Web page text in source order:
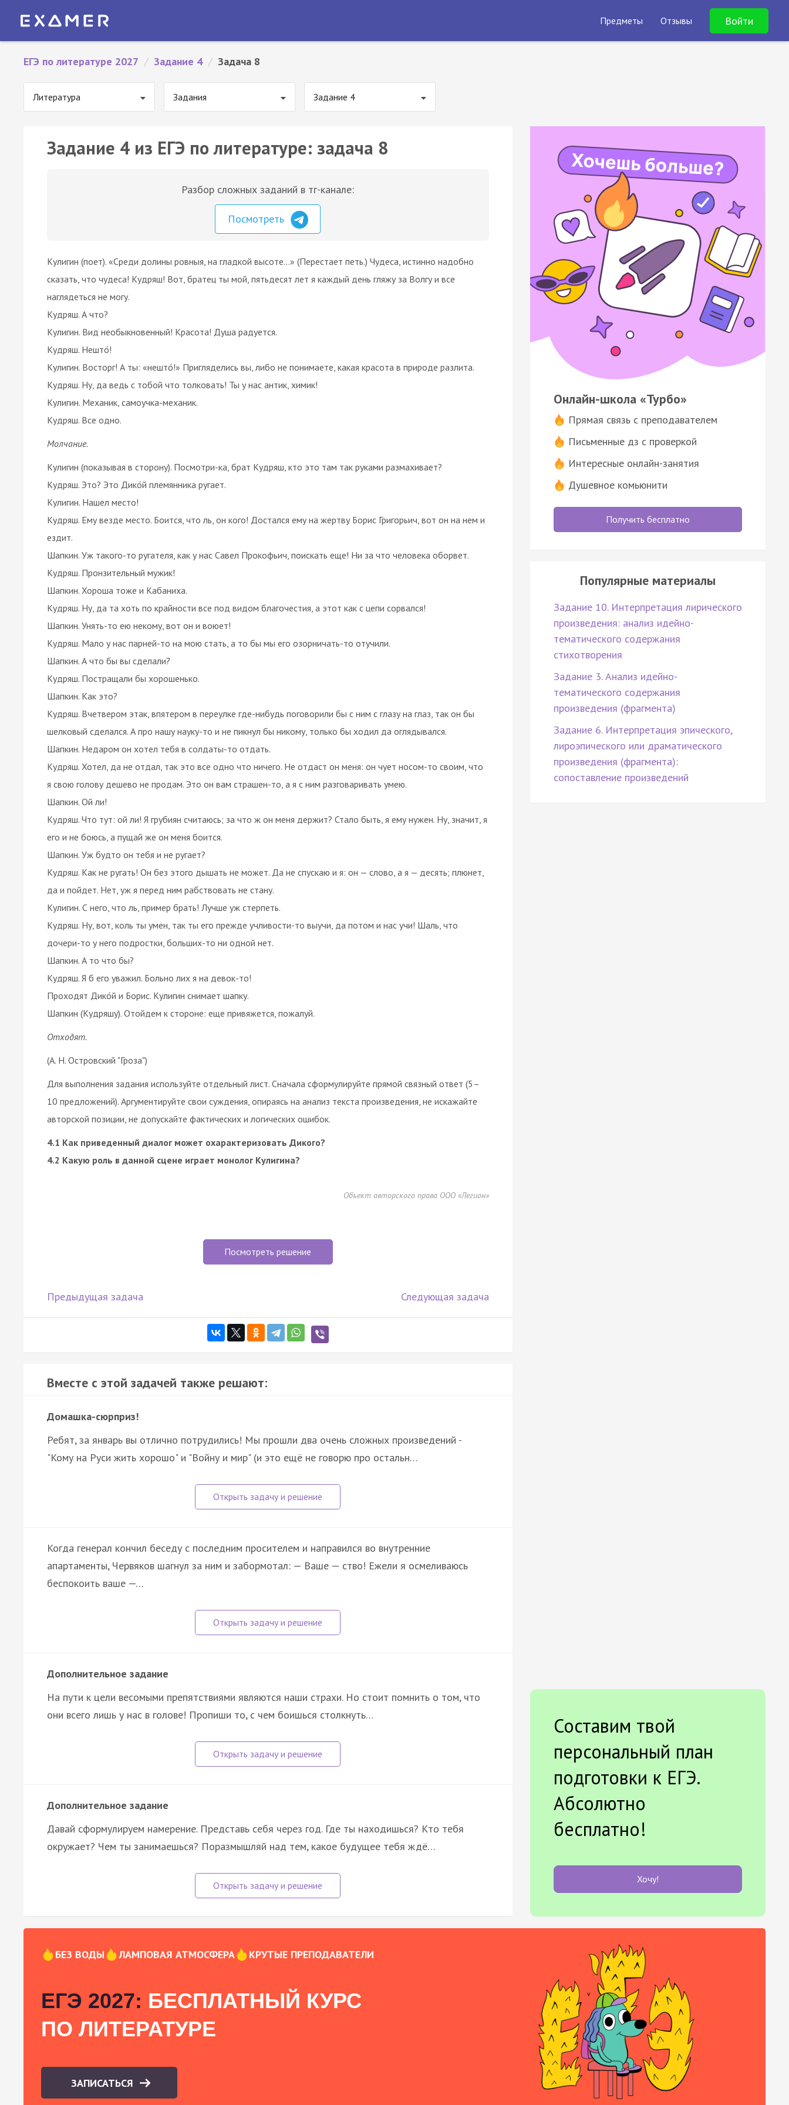
Предметы Отзывы Войти
ЕГЭ по литературе 2027 / Задание 4 / Задача 8
Литература Задания Задание 4
Задание 4 из ЕГЭ по литературе: задача 8
Разбор сложных заданий в тг-канале:
Посмотреть
Кулигин (поет). «Среди долины ровныя, на гладкой высоте...» (Перестает петь.) Чудеса, истинно надобно
сказать, что чудеса! Кудряш! Вот, братец ты мой, пятьдесят лет я каждый день гляжу за Волгу и все
наглядеться не могу.
Кудряш. А что?
Кулигин. Вид необыкновенный! Красота! Душа радуется.
Кудряш. Нешто́!
Кулигин. Восторг! А ты: «нешто́!» Пригляделись вы, либо не понимаете, какая красота в природе разлита.
Кудряш. Ну, да ведь с тобой что толковать! Ты у нас антик, химик!
Кулигин. Механик, самоучка-механик.
Кудряш. Все одно.
Молчание.
Кулигин (показывая в сторону). Посмотри-ка, брат Кудряш, кто это там так руками размахивает?
Кудряш. Это? Это Дико́й племянника ругает.
Кулигин. Нашел место!
Кудряш. Ему везде место. Боится, что ль, он кого! Достался ему на жертву Борис Григорьич, вот он на нем и
ездит.
Шапкин. Уж такого-то ругателя, как у нас Савел Прокофьич, поискать еще! Ни за что человека оборвет.
Кудряш. Пронзительный мужик!
Шапкин. Хороша тоже и Кабаниха.
Кудряш. Ну, да та хоть по крайности все под видом благочестия, а этот как с цепи сорвался!
Шапкин. Унять-то ею некому, вот он и воюет!
Кудряш. Мало у нас парней-то на мою стать, а то бы мы его озорничать-то отучили.
Шапкин. А что бы вы сделали?
Кудряш. Постращали бы хорошенько.
Шапкин. Как это?
Кудряш. Вчетвером этак, впятером в переулке где-нибудь поговорили бы с ним с глазу на глаз, так он бы
шелковый сделался. А про нашу науку-то и не пикнул бы никому, только бы ходил да оглядывался.
Шапкин. Недаром он хотел тебя в солдаты-то отдать.
Кудряш. Хотел, да не отдал, так это все одно что ничего. Не отдаст он меня: он чует носом-то своим, что
я свою голову дешево не продам. Это он вам страшен-то, а я с ним разговаривать умею.
Шапкин. Ой ли!
Кудряш. Что тут: ой ли! Я грубиян считаюсь; за что ж он меня держит? Стало быть, я ему нужен. Ну, значит, я
его и не боюсь, а пущай же он меня боится.
Шапкин. Уж будто он тебя и не ругает?
Кудряш. Как не ругать! Он без этого дышать не может. Да не спускаю и я: он — слово, а я — десять; плюнет,
да и пойдет. Нет, уж я перед ним рабствовать не стану.
Кулигин. С него, что ль, пример брать! Лучше уж стерпеть.
Кудряш. Ну, вот, коль ты умен, так ты его прежде учливости-то выучи, да потом и нас учи! Шаль, что
дочери-то у него подростки, больших-то ни одной нет.
Шапкин. А то что бы?
Кудряш. Я б его уважил. Больно лих я на девок-то!
Проходят Дико́й и Борис. Кулигин снимает шапку.
Шапкин (Кудряшу). Отойдем к стороне: еще привяжется, пожалуй.
Отходят.
(А. Н. Островский "Гроза")
Для выполнения задания используйте отдельный лист. Сначала сформулируйте прямой связный ответ (5–
10 предложений). Аргументируйте свои суждения, опираясь на анализ текста произведения, не искажайте
авторской позиции, не допускайте фактических и логических ошибок.
4.1 Как приведенный диалог может охарактеризовать Дикого?
4.2 Какую роль в данной сцене играет монолог Кулигина?
Объект авторского права ООО «Легион»
Посмотреть решение
Предыдущая задача Следующая задача
Вместе с этой задачей также решают:
Домашка-сюрприз!
Ребят, за январь вы отлично потрудились! Мы прошли два очень сложных произведений -
"Кому на Руси жить хорошо" и "Войну и мир" (и это ещё не говорю про остальн…
Когда генерал кончил беседу с последним просителем и направился во внутренние
апартаменты, Червяков шагнул за ним и забормотал: — Ваше — ство! Ежели я осмеливаюсь
беспокоить ваше —…
Дополнительное задание
На пути к цели весомыми препятствиями являются наши страхи. Но стоит помнить о том, что
они всего лишь у нас в голове! Пропиши то, с чем боишься столкнуть…
Дополнительное задание
Давай сформулируем намерение. Представь себя через год. Где ты находишься? Кто тебя
окружает? Чем ты занимаешься? Поразмышляй над тем, какое будущее тебя ждё…
Онлайн-школа «Турбо»
Прямая связь с преподавателем
Письменные дз с проверкой
Интересные онлайн-занятия
Душевное комьюнити
Получить бесплатно
Популярные материалы
Задание 10. Интерпретация лирического
произведения: анализ идейно-
тематического содержания
стихотворения
Задание 3. Анализ идейно-
тематического содержания
произведения (фрагмента)
Задание 6. Интерпретация эпического,
лироэпического или драматического
произведения (фрагмента):
сопоставление произведений
Составим твой
персональный план
подготовки к ЕГЭ.
Абсолютно
бесплатно!
Хочу!
БЕЗ ВОДЫ ЛАМПОВАЯ АТМОСФЕРА КРУТЫЕ ПРЕПОДАВАТЕЛИ
ЕГЭ 2027: БЕСПЛАТНЫЙ КУРС
ПО ЛИТЕРАТУРЕ
ЗАПИСАТЬСЯ